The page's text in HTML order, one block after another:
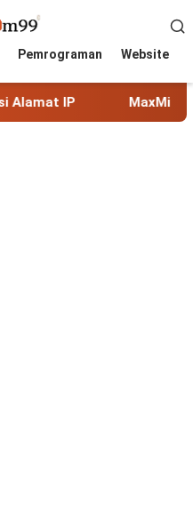
Pemrograman Website
MaxMind GeoLite: